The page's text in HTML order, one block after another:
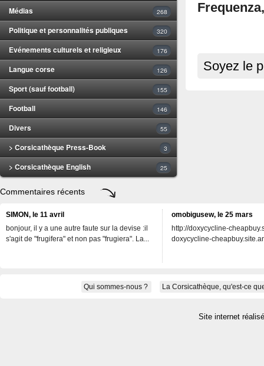
Médias 268
Politique et personnalités publiques 320
Evénements culturels et religieux 176
Langue corse 126
Sport (sauf football) 155
Football 146
Divers 55
> Corsicathèque Press-Book 3
> Corsicathèque English 25
Soyez le
Commentaires récents
SIMON, le 11 avril
bonjour, il y a une autre faute sur la devise :il
s'agit de "frugifera" et non pas "frugiera". La...
omobigusew, le 25 mars
http://doxycycline-
doxycycline-
Qui sommes-nous ? La Corsicathèque, qu'est-ce
Site internet